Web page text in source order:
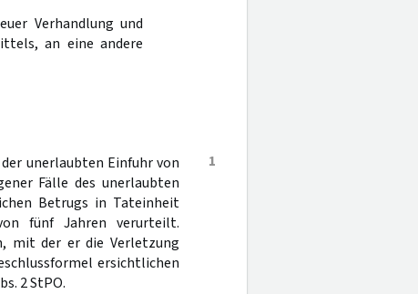
Verhandlung und
an eine andere
1
unerlaubten Einfuhr von
Fälle des unerlaubten
Betrugs in Tateinheit
fünf Jahren verurteilt.
mit der er die Verletzung
ersichtlichen
2 StPO.